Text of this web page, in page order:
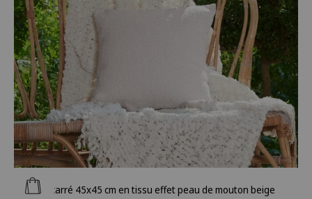
Ajouter au panier
Coussin carré 45x45 cm en tissu effet peau de mouton beige